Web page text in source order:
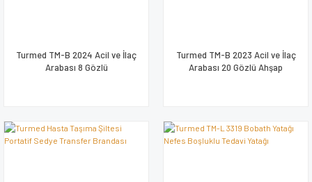
Turmed TM-B 2024 Acil ve İlaç
Arabası 8 Gözlü
Turmed TM-B 2023 Acil ve İlaç
Arabası 20 Gözlü Ahşap